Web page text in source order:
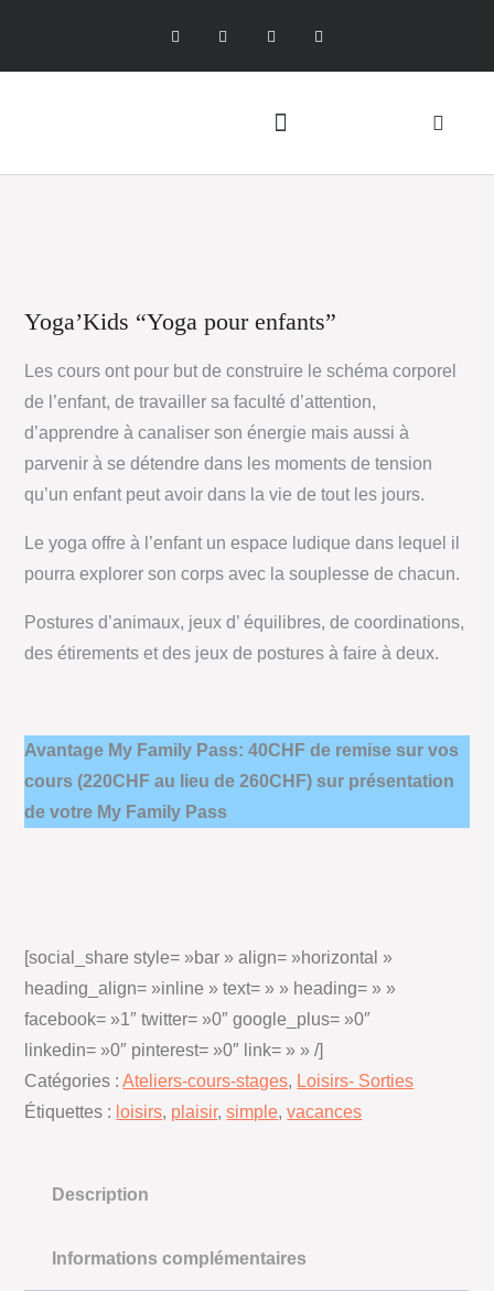
Yoga’Kids “Yoga pour enfants”
Les cours ont pour but de construire le schéma corporel
de l’enfant, de travailler sa faculté d’attention,
d’apprendre à canaliser son énergie mais aussi à
parvenir à se détendre dans les moments de tension
qu’un enfant peut avoir dans la vie de tout les jours.
Le yoga offre à l’enfant un espace ludique dans lequel il
pourra explorer son corps avec la souplesse de chacun.
Postures d’animaux, jeux d’ équilibres, de coordinations,
des étirements et des jeux de postures à faire à deux.
Avantage My Family Pass: 40CHF de remise sur vos
cours (220CHF au lieu de 260CHF) sur présentation
de votre My Family Pass
[social_share style= »bar » align= »horizontal »
heading_align= »inline » text= » » heading= » »
facebook= »1″ twitter= »0″ google_plus= »0″
linkedin= »0″ pinterest= »0″ link= » » /]
Catégories :Ateliers-cours-stages, Loisirs- Sorties
Étiquettes : loisirs, plaisir,simple,vacances
Description
Informations complémentaires